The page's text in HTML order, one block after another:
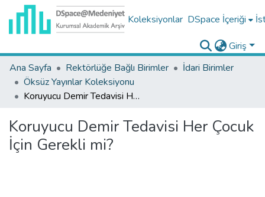
Koleksiyonlar DSpace İçeriği
Giriş
Ana Sayfa
Rektörlüğe Bağlı Birimler
İdari Birimler
Öksüz Yayınlar Koleksiyonu
Koruyucu Demir Tedavisi Her Çocuk İçin Gerekli mi?
Koruyucu Demir Tedavisi Her Çocuk
İçin Gerekli mi?